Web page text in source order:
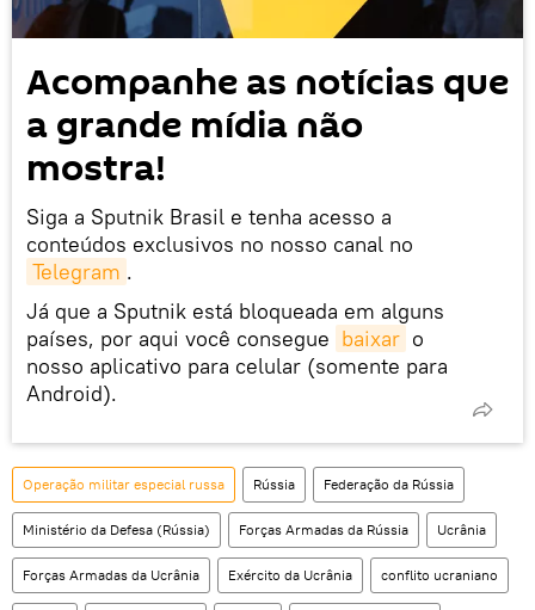
Acompanhe as notícias que
a grande mídia não
mostra!
Siga a Sputnik Brasil e tenha acesso a
conteúdos exclusivos no nosso canal no
Telegram .
Já que a Sputnik está bloqueada em alguns
países, por aqui você consegue baixar o
nosso aplicativo para celular (somente para
Android).
Operação militar especial russa Rússia Federação da Rússia
Ministério da Defesa (Rússia) Forças Armadas da Rússia Ucrânia
Forças Armadas da Ucrânia Exército da Ucrânia conflito ucraniano